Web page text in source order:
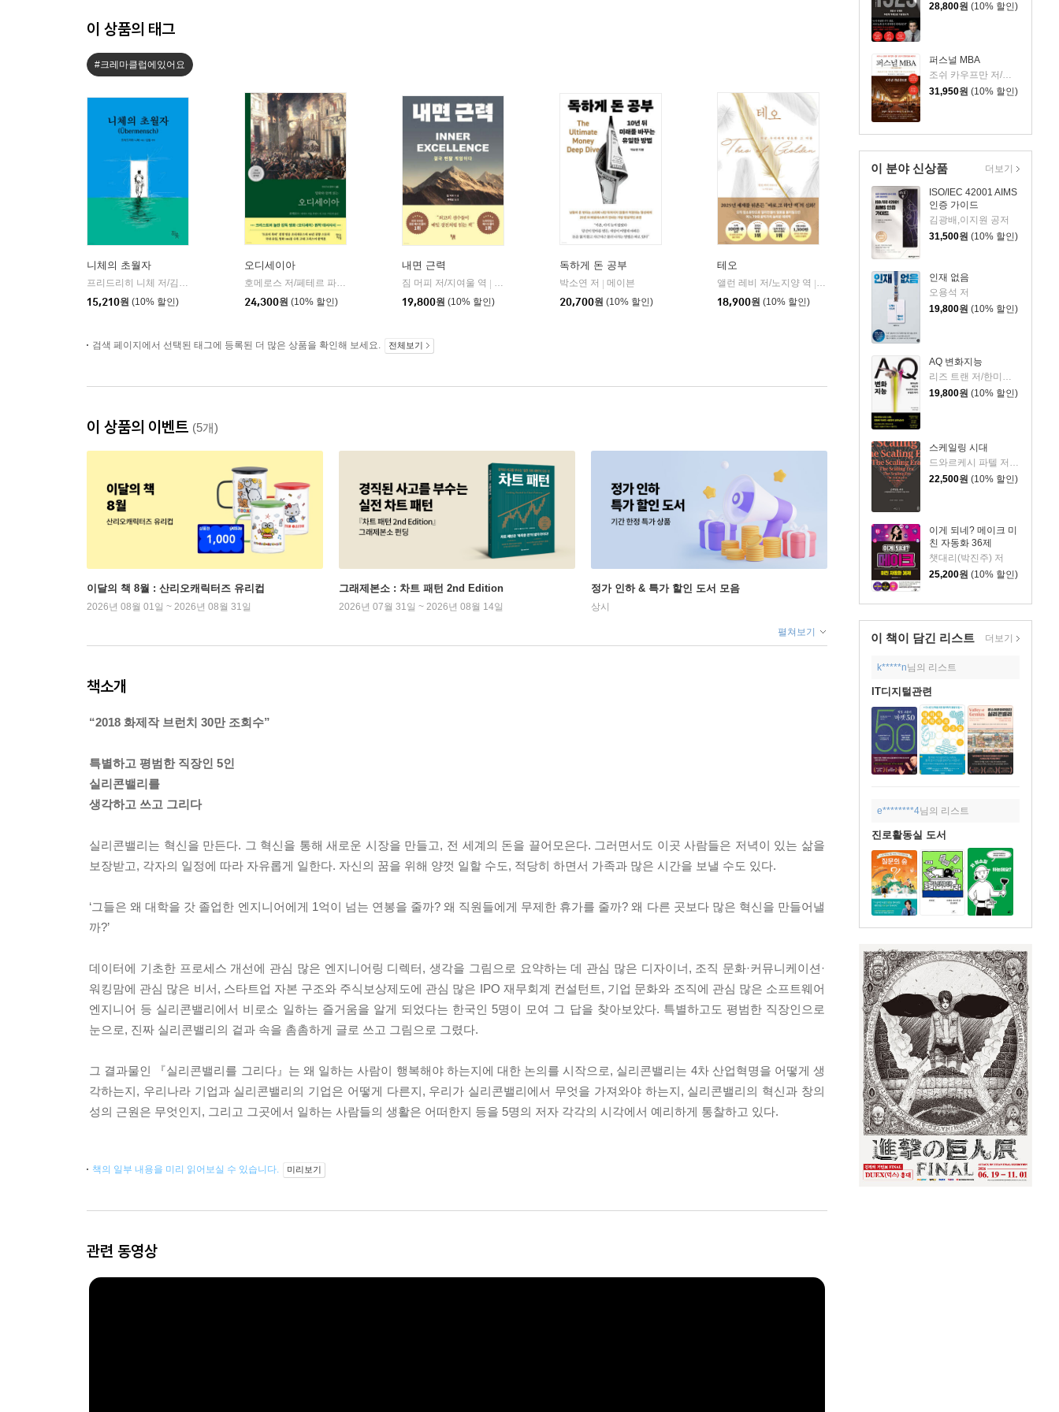
28,800원 (10% 할인)
퍼스널 MBA
31,950원 (10% 할인)
이 분야 신상품
ISO/IEC 42001 AIMS
인증 가이드
김광배,이지원 공저
31,500원 (10% 할인)
인재 없음
오용석 저
19,800원 (10% 할인)
AQ 변화지능
19,800원 (10% 할인)
스케일링 시대
드와르케시 파텔 저/개빈 리치 편/노승영 역/한운희 해제
22,500원 (10% 할인)
이게 되네? 메이크 미
친 자동화 36제
챗대리(박진주) 저
25,200원 (10% 할인)
더보기
이 책이 담긴 리스트 더보기
k*****n님의 리스트
IT디지털관련
e********4님의 리스트
진로활동실 도서
이 상품의 태그
#크레마클럽에있어요
니체의 초월자
프리드리히 니체 저/김철 편역
15,210원 (10% 할인)
오디세이아
호메로스 저/페테르 파울 루벤스 그림/박문재 역 | 현대지성
24,300원 (10% 할인)
내면 근력
짐 머피 저/지여울 역
윌북(willbook)
19,800원 (10% 할인)
독하게 돈 공부
박소연 저
메이븐
20,700원 (10% 할인)
테오
앨런 레비 저/노지양 역
오팬하우스
18,900원 (10% 할인)
검색 페이지에서 선택된 태그에 등록된 더 많은 상품을 확인해 보세요. 전체보기
이 상품의 이벤트 (5개)
이달의 책 8월 : 산리오캐릭터즈 유리컵
2026년 08월 01일 ~ 2026년 08월 31일
그래제본소 : 차트 패턴 2nd Edition
2026년 07월 31일 ~ 2026년 08월 14일
정가 인하 & 특가 할인 도서 모음
상시
펼쳐보기
책소개
“2018 화제작 브런치 30만 조회수”
특별하고 평범한 직장인 5인
실리콘밸리를
생각하고 쓰고 그리다
실리콘밸리는 혁신을 만든다. 그 혁신을 통해 새로운 시장을 만들고, 전 세계의 돈을 끌어모은다. 그러면서도 이곳 사람들은 저녁이 있는 삶을
보장받고, 각자의 일정에 따라 자유롭게 일한다. 자신의 꿈을 위해 양껏 일할 수도, 적당히 하면서 가족과 많은 시간을 보낼 수도 있다.
‘그들은 왜 대학을 갓 졸업한 엔지니어에게 1억이 넘는 연봉을 줄까? 왜 직원들에게 무제한 휴가를 줄까? 왜 다른 곳보다 많은 혁신을 만들어낼
까?’
데이터에 기초한 프로세스 개선에 관심 많은 엔지니어링 디렉터, 생각을 그림으로 요약하는 데 관심 많은 디자이너, 조직 문화·커뮤니케이션·
워킹맘에 관심 많은 비서, 스타트업 자본 구조와 주식보상제도에 관심 많은 IPO 재무회계 컨설턴트, 기업 문화와 조직에 관심 많은 소프트웨어
엔지니어 등 실리콘밸리에서 비로소 일하는 즐거움을 알게 되었다는 한국인 5명이 모여 그 답을 찾아보았다. 특별하고도 평범한 직장인으로
눈으로, 진짜 실리콘밸리의 겉과 속을 촘촘하게 글로 쓰고 그림으로 그렸다.
그 결과물인 『실리콘밸리를 그리다』는 왜 일하는 사람이 행복해야 하는지에 대한 논의를 시작으로, 실리콘밸리는 4차 산업혁명을 어떻게 생
각하는지, 우리나라 기업과 실리콘밸리의 기업은 어떻게 다른지, 우리가 실리콘밸리에서 무엇을 가져와야 하는지, 실리콘밸리의 혁신과 창의
성의 근원은 무엇인지, 그리고 그곳에서 일하는 사람들의 생활은 어떠한지 등을 5명의 저자 각각의 시각에서 예리하게 통찰하고 있다.
책의 일부 내용을 미리 읽어보실 수 있습니다. 미리보기
관련 동영상